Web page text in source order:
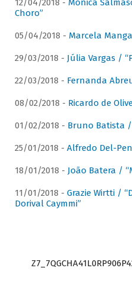
12/04/2018 - Mônica
Choro”
05/04/2018 - Marcela
29/03/2018 - Júlia Vargas /
22/03/2018 - Fernanda
08/02/2018 - Ricardo de
01/02/2018 - Bruno Batista /
25/01/2018 - Alfredo Del-
18/01/2018 - João Batera /
11/01/2018 - Grazie Wirtti /
Dorival Caymmi”